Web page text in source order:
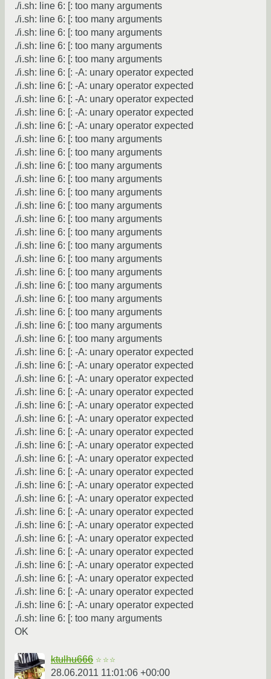
./i.sh: line 6: [: too many arguments
./i.sh: line 6: [: too many arguments
./i.sh: line 6: [: too many arguments
./i.sh: line 6: [: too many arguments
./i.sh: line 6: [: too many arguments
./i.sh: line 6: [: -A: unary operator expected
./i.sh: line 6: [: -A: unary operator expected
./i.sh: line 6: [: -A: unary operator expected
./i.sh: line 6: [: -A: unary operator expected
./i.sh: line 6: [: -A: unary operator expected
./i.sh: line 6: [: too many arguments
./i.sh: line 6: [: too many arguments
./i.sh: line 6: [: too many arguments
./i.sh: line 6: [: too many arguments
./i.sh: line 6: [: too many arguments
./i.sh: line 6: [: too many arguments
./i.sh: line 6: [: too many arguments
./i.sh: line 6: [: too many arguments
./i.sh: line 6: [: too many arguments
./i.sh: line 6: [: too many arguments
./i.sh: line 6: [: too many arguments
./i.sh: line 6: [: too many arguments
./i.sh: line 6: [: too many arguments
./i.sh: line 6: [: too many arguments
./i.sh: line 6: [: too many arguments
./i.sh: line 6: [: too many arguments
./i.sh: line 6: [: -A: unary operator expected
./i.sh: line 6: [: -A: unary operator expected
./i.sh: line 6: [: -A: unary operator expected
./i.sh: line 6: [: -A: unary operator expected
./i.sh: line 6: [: -A: unary operator expected
./i.sh: line 6: [: -A: unary operator expected
./i.sh: line 6: [: -A: unary operator expected
./i.sh: line 6: [: -A: unary operator expected
./i.sh: line 6: [: -A: unary operator expected
./i.sh: line 6: [: -A: unary operator expected
./i.sh: line 6: [: -A: unary operator expected
./i.sh: line 6: [: -A: unary operator expected
./i.sh: line 6: [: -A: unary operator expected
./i.sh: line 6: [: -A: unary operator expected
./i.sh: line 6: [: -A: unary operator expected
./i.sh: line 6: [: -A: unary operator expected
./i.sh: line 6: [: -A: unary operator expected
./i.sh: line 6: [: -A: unary operator expected
./i.sh: line 6: [: -A: unary operator expected
./i.sh: line 6: [: -A: unary operator expected
./i.sh: line 6: [: too many arguments
OK
ktulhu666 ☆☆☆
28.06.2011 11:01:06 +00:00